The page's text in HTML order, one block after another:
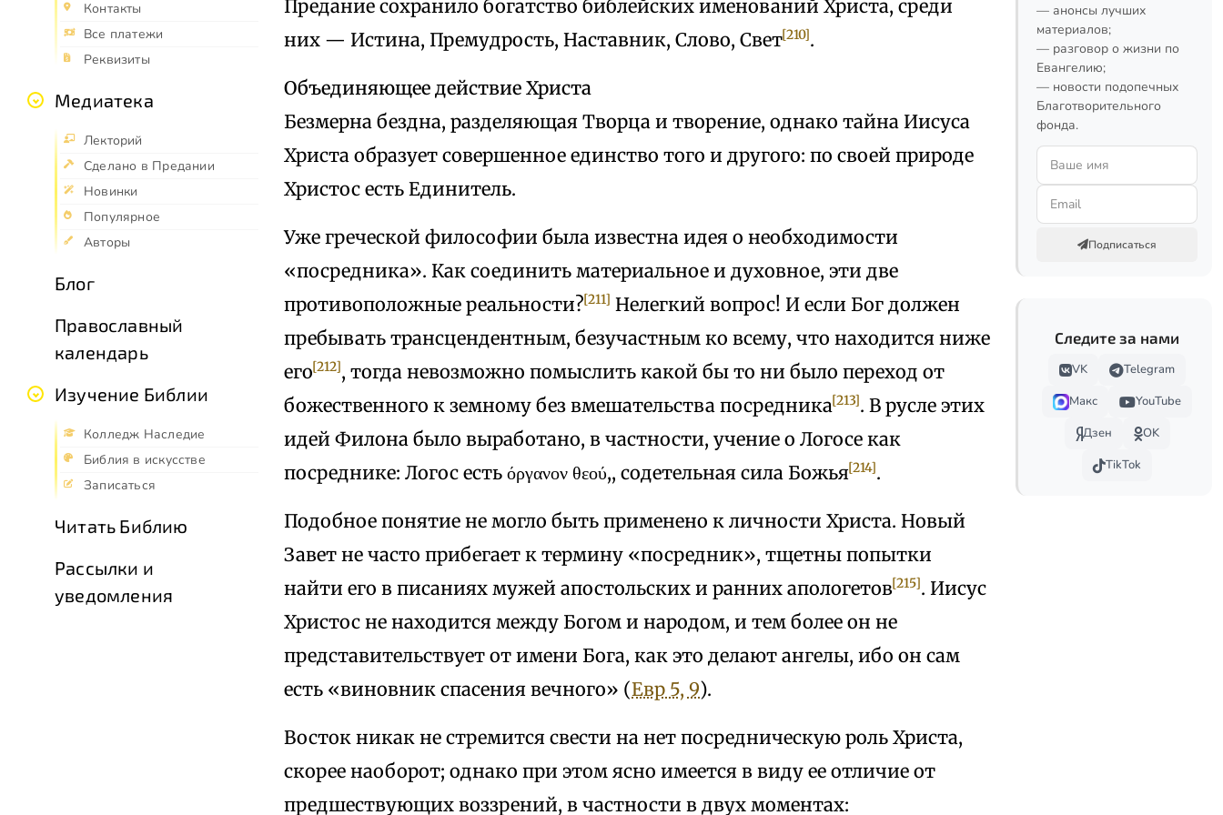
Контакты
Все платежи
Реквизиты
Медиатека
Лекторий
Сделано в Предании
Новинки
Популярное
Авторы
Блог
Православный
календарь
Изучение Библии
Колледж Наследие
Библия в искусстве
Записаться
Читать Библию
Рассылки и
уведомления
Предание сохранило богатство библейских именований Христа, среди
них — Истина, Премудрость, Наставник, Слово, Свет[210].
Объединяющее действие Христа
Безмерна бездна, разделяющая Творца и творение, однако тайна Иисуса
Христа образует совершенное единство того и другого: по своей природе
Христос есть Единитель.
Уже греческой философии была известна идея о необходимости
«посредника». Как соединить материальное и духовное, эти две
противоположные реальности?[211] Нелегкий вопрос! И если Бог должен
пребывать трансцендентным, безучастным ко всему, что находится ниже
его[212], тогда невозможно помыслить какой бы то ни было переход от
божественного к земному без вмешательства посредника[213]. В русле этих
идей Филона было выработано, в частности, учение о Логосе как
посреднике: Логос есть όργανον θεού,, содетельная сила Божья[214].
Подобное понятие не могло быть применено к личности Христа. Новый
Завет не часто прибегает к термину «посредник», тщетны попытки
найти его в писаниях мужей апостольских и ранних апологетов[215]. Иисус
Христос не находится между Богом и народом, и тем более он не
представительствует от имени Бога, как это делают ангелы, ибо он сам
есть «виновник спасения вечного» (Евр 5, 9).
Восток никак не стремится свести на нет посредническую роль Христа,
скорее наоборот; однако при этом ясно имеется в виду ее отличие от
предшествующих воззрений, в частности в двух моментах:
— анонсы лучших
материалов;
— разговор о жизни по
Евангелию;
— новости подопечных
Благотворительного
фонда.
Подписаться
Следите за нами
VK
Telegram
Макс
YouTube
Дзен
OK
TikTok